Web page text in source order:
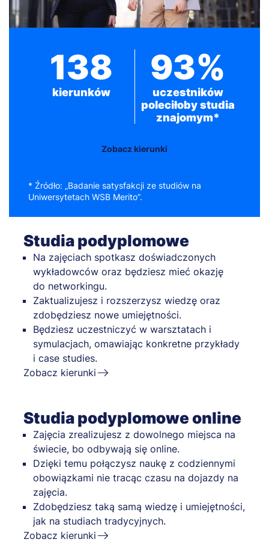
138
kierunków
93%
uczestników
poleciłoby studia
znajomym*
Zobacz kierunki
* Źródło: „Badanie satysfakcji ze studiów na
Uniwersytetach WSB Merito”.
Studia podyplomowe
Na zajęciach spotkasz doświadczonych
wykładowców oraz będziesz mieć okazję
do networkingu.
Zaktualizujesz i rozszerzysz wiedzę oraz
zdobędziesz nowe umiejętności.
Będziesz uczestniczyć w warsztatach i
symulacjach, omawiając konkretne przykłady
i case studies.
Zobacz kierunki
Studia podyplomowe online
Zajęcia zrealizujesz z dowolnego miejsca na
świecie, bo odbywają się online.
Dzięki temu połączysz naukę z codziennymi
obowiązkami nie tracąc czasu na dojazdy na
zajęcia.
Zdobędziesz taką samą wiedzę i umiejętności,
jak na studiach tradycyjnych.
Zobacz kierunki